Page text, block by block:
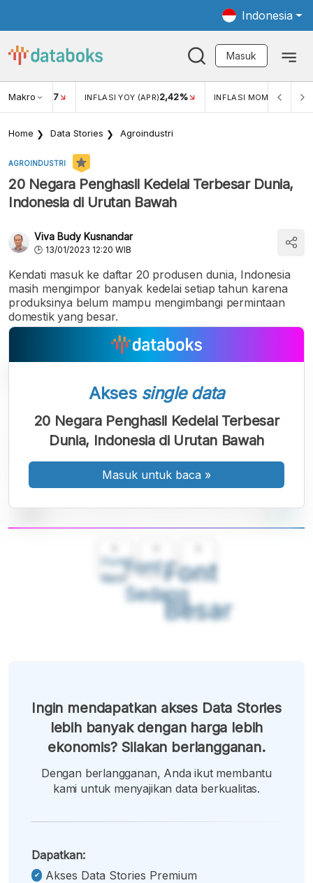
Indonesia
Masuk
Makro
USD/IDR 17 INFLASI YOY (APR)2,42% INFLASI MOM (MAR)
Home Data Stories Agroindustri
AGROINDUSTRI
20 Negara Penghasil Kedelai Terbesar Dunia,
Indonesia di Urutan Bawah
Viva Budy Kusnandar
13/01/2023 12:20 WIB
Kendati masuk ke daftar 20 produsen dunia, Indonesia
masih mengimpor banyak kedelai setiap tahun karena
produksinya belum mampu mengimbangi permintaan
domestik yang besar.
Font
Kecil
Font
Sedang
Font
Besar
Akses single data
20 Negara Penghasil Kedelai Terbesar
Dunia, Indonesia di Urutan Bawah
Masuk untuk baca »
Ingin mendapatkan akses Data Stories
lebih banyak dengan harga lebih
ekonomis? Silakan berlangganan.
Dengan berlangganan, Anda ikut membantu
kami untuk menyajikan data berkualitas.
Dapatkan:
Akses Data Stories Premium